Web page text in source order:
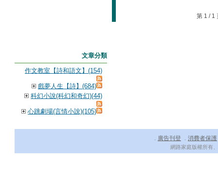
第 1 /
文章分類
作文教室【詩和語文】(154)
戲夢人生【詩】(684)
科幻小說(科幻和奇幻)(44)
心跳劇場(言情小說)(105)
． 廣告刊登 ． 消費者保護
網路家庭版權所有